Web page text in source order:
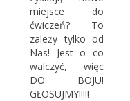
miejsce do
ćwiczeń? To
zależy tylko od
Nas! Jest o co
walczyć, więc
DO BOJU!
GŁOSUJMY!!!!!